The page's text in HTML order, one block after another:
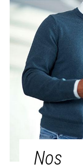
Nos